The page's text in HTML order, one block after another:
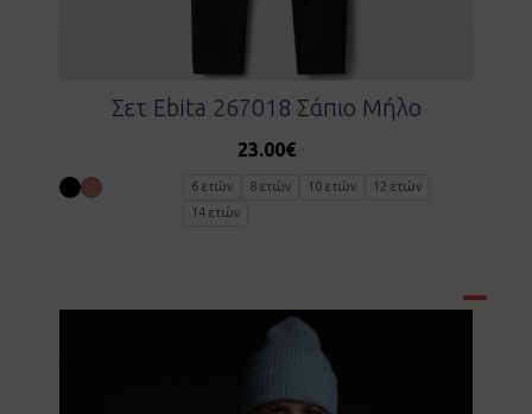
Σετ Ebita 267018 Σάπιο Μήλο
23.00€
6 ετών 8 ετών 10 ετών
12 ετών
14 ετών